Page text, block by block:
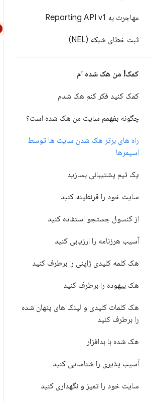
مهاجرت به Reporting API v1
ثبت خطای شبکه (NEL)
کمک! من هک شده ام
کمک کنید فکر کنم هک شدم
چگونه بفهمم سایت من هک شده است؟
راه های برتر هک شدن سایت ها توسط
اسپمرها
یک تیم پشتیبانی بسازید
سایت خود را قرنطینه کنید
از کنسول جستجو استفاده کنید
آسیب هرزنامه را ارزیابی کنید
هک کلمه کلیدی ژاپنی را برطرف کنید
هک بیهوده را برطرف کنید
هک کلمات کلیدی و لینک های پنهان شده
را برطرف کنید
هک شده با بدافزار
آسیب پذیری را شناسایی کنید
سایت خود را تمیز و نگهداری کنید